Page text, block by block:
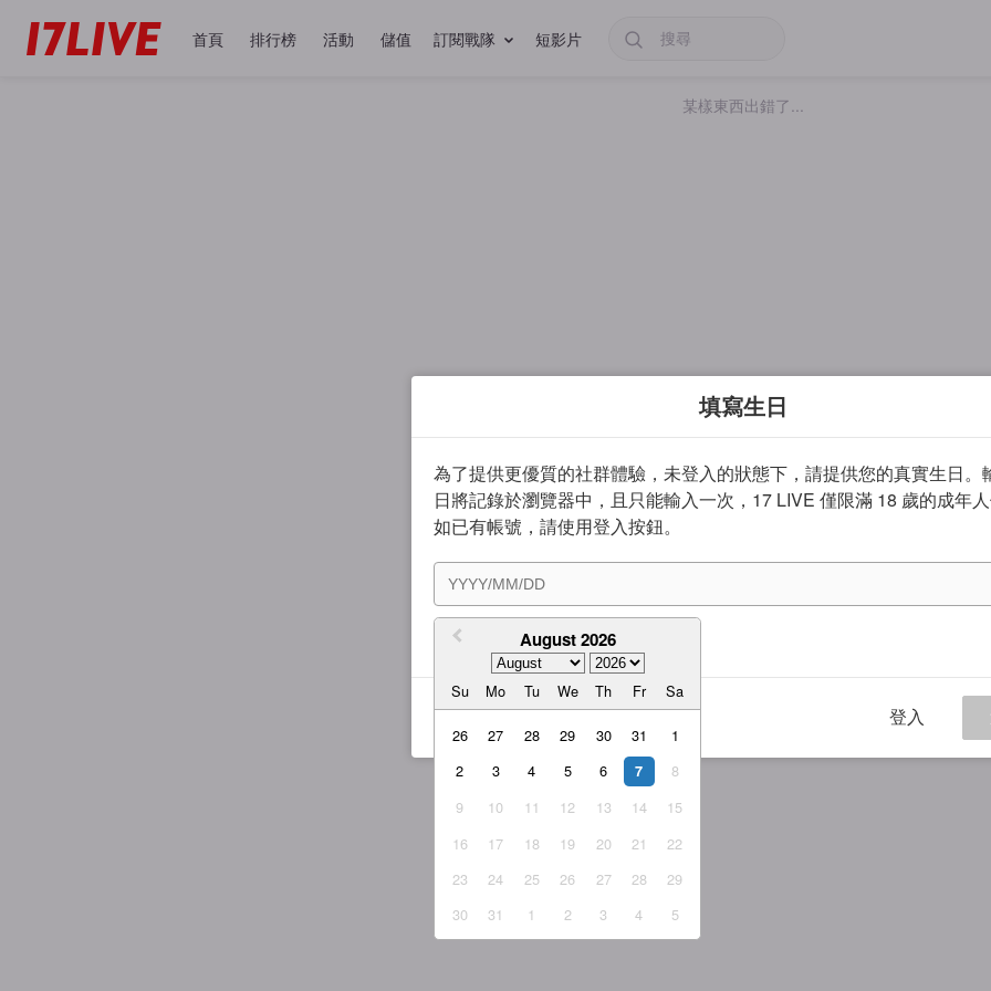
首頁 排行榜 活動 儲值 訂閱戰隊 短影片
某樣東西出錯了...
填寫生日
為了提供更優質的社群體驗，未登入的狀態下，請提供您的真實生日。
日將記錄於瀏覽器中，且只能輸入一次，17 LIVE 僅限滿 18 歲的成年人
如已有帳號，請使用登入按鈕。
August 2026
Su Mo Tu We Th Fr Sa
26 27 28 29 30 31
1
2
3 4 5 6 7
8
9
10 11 12 13 14
15
16
17 18 19 20 21
22
23
24 25 26 27 28
29
30
31 1 2 3 4 5
我同意 服務條款與隱私權政策
登入